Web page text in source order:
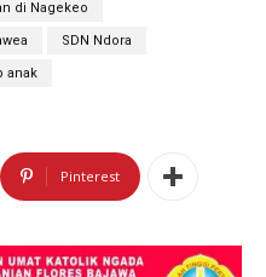
di Nagekeo
SDN Ndora
anak
Pinterest